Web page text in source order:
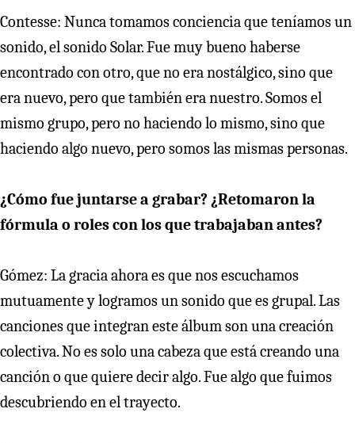
Contesse: Nunca tomamos conciencia que teníamos un
sonido, el sonido Solar. Fue muy bueno haberse
encontrado con otro, que no era nostálgico, sino que
era nuevo, pero que también era nuestro. Somos el
mismo grupo, pero no haciendo lo mismo, sino que
haciendo algo nuevo, pero somos las mismas personas.
¿Cómo fue juntarse a grabar? ¿Retomaron la
fórmula o roles con los que trabajaban antes?
Gómez: La gracia ahora es que nos escuchamos
mutuamente y logramos un sonido que es grupal. Las
canciones que integran este álbum son una creación
colectiva. No es solo una cabeza que está creando una
canción o que quiere decir algo. Fue algo que fuimos
descubriendo en el trayecto.